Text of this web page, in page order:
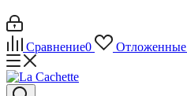
Сравнение0 Отложенные